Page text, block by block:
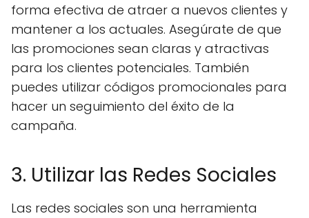
forma efectiva de atraer a nuevos clientes y
mantener a los actuales. Asegúrate de que
las promociones sean claras y atractivas
para los clientes potenciales. También
puedes utilizar códigos promocionales para
hacer un seguimiento del éxito de la
campaña.
3. Utilizar las Redes Sociales
Las redes sociales son una herramienta